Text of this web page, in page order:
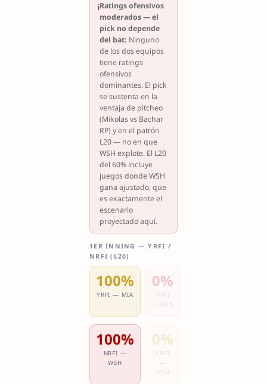
ℹRatings ofensivos
moderados — el
pick no depende
del bat: Ninguno
de los dos equipos
tiene ratings
ofensivos
dominantes. El pick
se sustenta en la
ventaja de pitcheo
(Mikolas vs Bachar
RP) y en el patrón
L20 — no en que
WSH explote. El L20
del 60% incluye
juegos donde WSH
gana ajustado, que
es exactamente el
escenario
proyectado aquí.
1ER INNING — YRFI /
NRFI (L20)
100%
YRFI — MIA
0%
NRFI
— MIA
100%
NRFI —
WSH
0%
YRFI
—
WSH